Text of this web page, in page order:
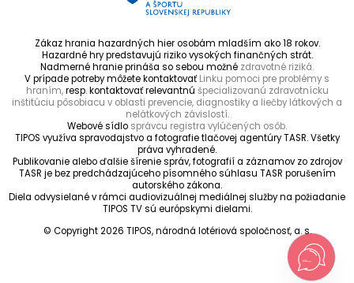
Zákaz hrania hazardných hier osobám mladším ako 18 rokov.
Hazardné hry predstavujú riziko vysokých finančných strát.
Nadmerné hranie prináša so sebou možné zdravotné riziká.
V prípade potreby môžete kontaktovaťLinku pomoci pre problémy s
hraním,resp. kontaktovať relevantnú špecializovanú zdravotnícku
inštitúciu pôsobiacu v oblasti prevencie, diagnostiky a liečby látkových a
nelátkových závislostí.
Webové sídlo správcu registra vylúčených osôb.
TIPOS využíva spravodajstvo a fotografie tlačovej agentúry TASR. Všetky
práva vyhradené.
Publikovanie alebo ďalšie šírenie správ, fotografií a záznamov zo zdrojov
TASR je bez predchádzajúceho písomného súhlasu TASR porušením
autorského zákona.
Diela odvysielané v rámci audiovizuálnej mediálnej služby na požiadanie
TIPOS TV sú európskymi dielami.
© Copyright 2026 TIPOS, národná lotériová spoločnosť, a. s.